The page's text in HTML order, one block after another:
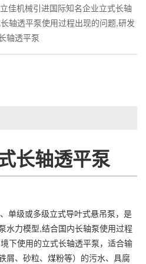
佳机械引进国际知名企业立式长轴
轴透平泵使用过程出现的问题,研发
轴透平泵
长轴透平泵
单级或多级立式导叶式悬吊泵，是
水力模型,结合国内长轴泵使用过程
下使用的立式长轴透平泵，适合输
屑、砂粒、煤粉等）的污水、具腐